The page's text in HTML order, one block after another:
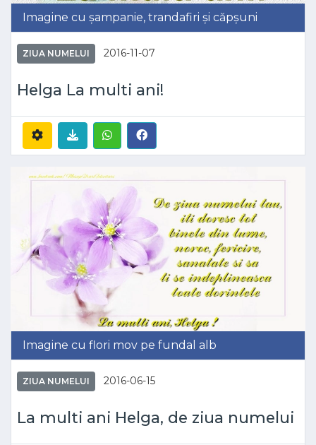
Imagine cu șampanie, trandafiri și căpșuni
ZIUA NUMELUI 2016-11-07
Helga La multi ani!
Imagine cu flori mov pe fundal alb
ZIUA NUMELUI 2016-06-15
La multi ani Helga, de ziua numelui